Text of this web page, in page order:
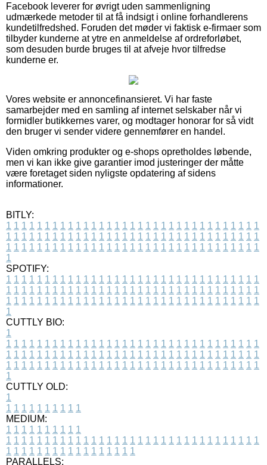
Facebook leverer for øvrigt uden sammenligning
udmærkede metoder til at få indsigt i online forhandlerens
kundetilfredshed. Foruden det møder vi faktisk e-firmaer som
tilbyder kunderne at ytre en anmeldelse af ordreforløbet,
som desuden burde bruges til at afveje hvor tilfredse
kunderne er.
Vores website er annoncefinansieret. Vi har faste
samarbejder med en samling af internet selskaber når vi
formidler butikkernes varer, og modtager honorar for så vidt
den bruger vi sender videre gennemfører en handel.
Viden omkring produkter og e-shops opretholdes løbende,
men vi kan ikke give garantier imod justeringer der måtte
være foretaget siden nyligste opdatering af sidens
informationer.
BITLY:
1 1 1 1 1 1 1 1 1 1 1 1 1 1 1 1 1 1 1 1 1 1 1 1 1 1 1 1 1 1 1 1 1
1 1 1 1 1 1 1 1 1 1 1 1 1 1 1 1 1 1 1 1 1 1 1 1 1 1 1 1 1 1 1 1 1
1 1 1 1 1 1 1 1 1 1 1 1 1 1 1 1 1 1 1 1 1 1 1 1 1 1 1 1 1 1 1 1 1
1
SPOTIFY:
1 1 1 1 1 1 1 1 1 1 1 1 1 1 1 1 1 1 1 1 1 1 1 1 1 1 1 1 1 1 1 1 1
1 1 1 1 1 1 1 1 1 1 1 1 1 1 1 1 1 1 1 1 1 1 1 1 1 1 1 1 1 1 1 1 1
1 1 1 1 1 1 1 1 1 1 1 1 1 1 1 1 1 1 1 1 1 1 1 1 1 1 1 1 1 1 1 1 1
1
CUTTLY BIO:
1
1 1 1 1 1 1 1 1 1 1 1 1 1 1 1 1 1 1 1 1 1 1 1 1 1 1 1 1 1 1 1 1 1
1 1 1 1 1 1 1 1 1 1 1 1 1 1 1 1 1 1 1 1 1 1 1 1 1 1 1 1 1 1 1 1 1
1 1 1 1 1 1 1 1 1 1 1 1 1 1 1 1 1 1 1 1 1 1 1 1 1 1 1 1 1 1 1 1 1
1
CUTTLY OLD:
1
1 1 1 1 1 1 1 1 1 1
MEDIUM:
1 1 1 1 1 1 1 1 1 1
1 1 1 1 1 1 1 1 1 1 1 1 1 1 1 1 1 1 1 1 1 1 1 1 1 1 1 1 1 1 1 1 1
1 1 1 1 1 1 1 1 1 1 1 1 1 1 1 1 1
PARALLELS: